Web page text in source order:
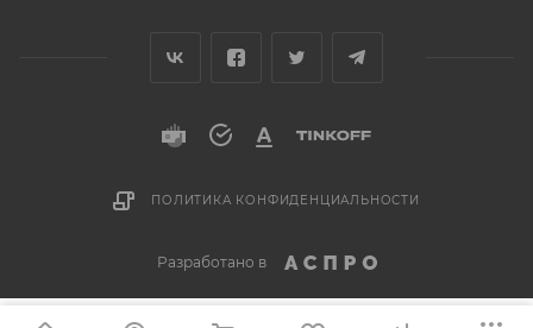
ПОЛИТИКА КОНФИДЕНЦИАЛЬНОСТИ
Разработано в